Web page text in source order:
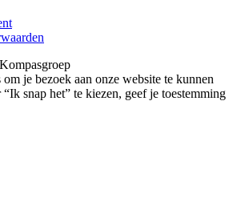
je bezoek aan onze website te kunnen
snap het” te kiezen, geef je toestemming